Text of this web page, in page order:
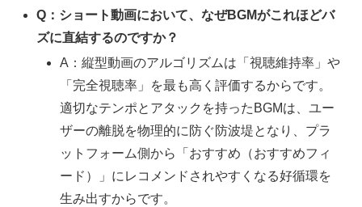
Q：ショート動画において、なぜBGMがこれほどバ
ズに直結するのですか？
A：縦型動画のアルゴリズムは「視聴維持率」や
「完全視聴率」を最も高く評価するからです。
適切なテンポとアタックを持ったBGMは、ユー
ザーの離脱を物理的に防ぐ防波堤となり、プラ
ットフォーム側から「おすすめ（おすすめフィ
ード）」にレコメンドされやすくなる好循環を
生み出すからです。